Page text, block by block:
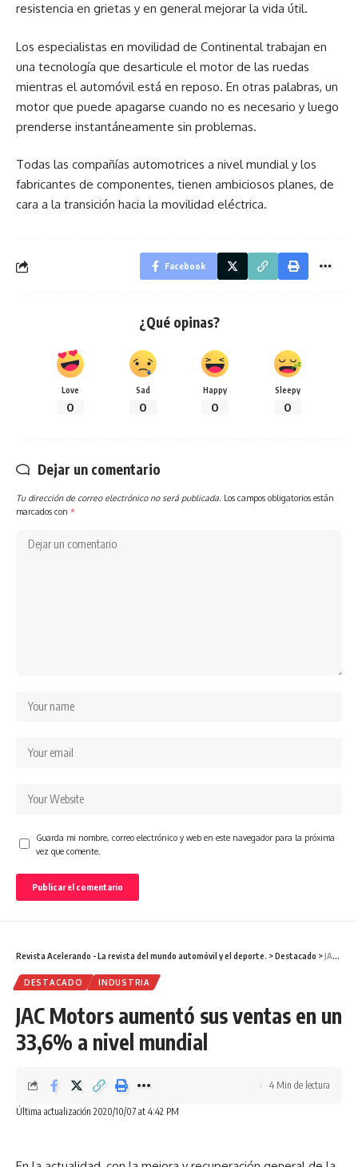
resistencia en grietas y en general mejorar la vida útil.
Los especialistas en movilidad de Continental trabajan en
una tecnología que desarticule el motor de las ruedas
mientras el automóvil está en reposo. En otras palabras, un
motor que puede apagarse cuando no es necesario y luego
prenderse instantáneamente sin problemas.
Todas las compañías automotrices a nivel mundial y los
fabricantes de componentes, tienen ambiciosos planes, de
cara a la transición hacia la movilidad eléctrica.
Facebook
¿Qué opinas?
Love
0
Sad
0
Happy
0
Sleepy
0
Dejar un comentario
Tu dirección de correo electrónico no será publicada. Los campos obligatorios están
marcados con *
Guarda mi nombre, correo electrónico y web en este navegador para la próxima
vez que comente.
Revista Acelerando - La revista del mundo automóvil y el deporte. >Destacado >JAC Motors aumentó sus ventas en un 33,6% a nivel mundial
DESTACADO INDUSTRIA
JAC Motors aumentó sus ventas en un
33,6% a nivel mundial
Última actualización 2020/10/07 at 4:42 PM
4 Min de lectura